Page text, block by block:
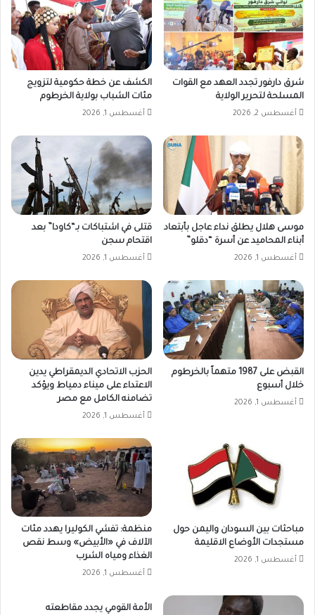
شرق دارفور تجدد العهد مع القوات
المسلحة لتحرير الولاية
أغسطس 2, 2026
الكشف عن خطة حكومية لتزويج
مئات الشباب بولاية الخرطوم
أغسطس 1, 2026
موسى هلال يطلق نداء عاجل بأبتعاد
أبناء المحاميد عن أسرة “دقلو”
أغسطس 1, 2026
قتلى في اشتباكات بـ“كاودا” بعد
اقتحام سجن
أغسطس 1, 2026
القبض على 1987 متهماً بالخرطوم
خلال أسبوع
أغسطس 1, 2026
الحزب الاتحادي الديمقراطي يدين
الاعتداء على ميناء دمياط ويؤكد
تضامنه الكامل مع مصر
أغسطس 1, 2026
مباحثات بين السودان واليمن حول
مستجدات الأوضاع الاقليمة
أغسطس 1, 2026
منظمة: تفشي الكوليرا يهدد مئات
الآلاف في «الأبيض» وسط نقص
الغذاء ومياه الشرب
أغسطس 1, 2026
الأمة القومي يجدد مقاطعته